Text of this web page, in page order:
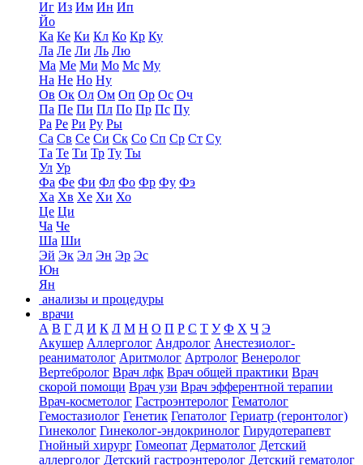
Иг Из Им Ин Ип
Йо
Ка Ке Ки Кл Ко Кр Ку
Ла Ле Ли Ль Лю
Ма Ме Ми Мо Мс Му
На Не Но Ну
Ов Ок Ол Ом Оп Ор Ос Оч
Па Пе Пи Пл По Пр Пс Пу
Ра Ре Ри Ру Ры
Са Св Се Си Ск Со Сп Ср Ст Су
Та Те Ти Тр Ту Ты
Ул Ур
Фа Фе Фи Фл Фо Фр Фу Фэ
Ха Хв Хе Хи Хо
Це Ци
Ча Че
Ша Ши
Эй Эк Эл Эн Эр Эс
Юн
Ян
анализы и процедуры
врачи
А В Г Д И К Л М Н О П Р С Т У Ф Х Ч Э
Акушер Аллерголог Андролог Анестезиолог-
реаниматолог Аритмолог Артролог Венеролог
Вертебролог Врач лфк Врач общей практики Врач
скорой помощи Врач узи Врач эфферентной терапии
Врач-косметолог Гастроэнтеролог Гематолог
Гемостазиолог Генетик Гепатолог Гериатр (геронтолог)
Гинеколог Гинеколог-эндокринолог Гирудотерапевт
Гнойный хирург Гомеопат Дерматолог Детский
аллерголог Детский гастроэнтеролог Детский гематолог